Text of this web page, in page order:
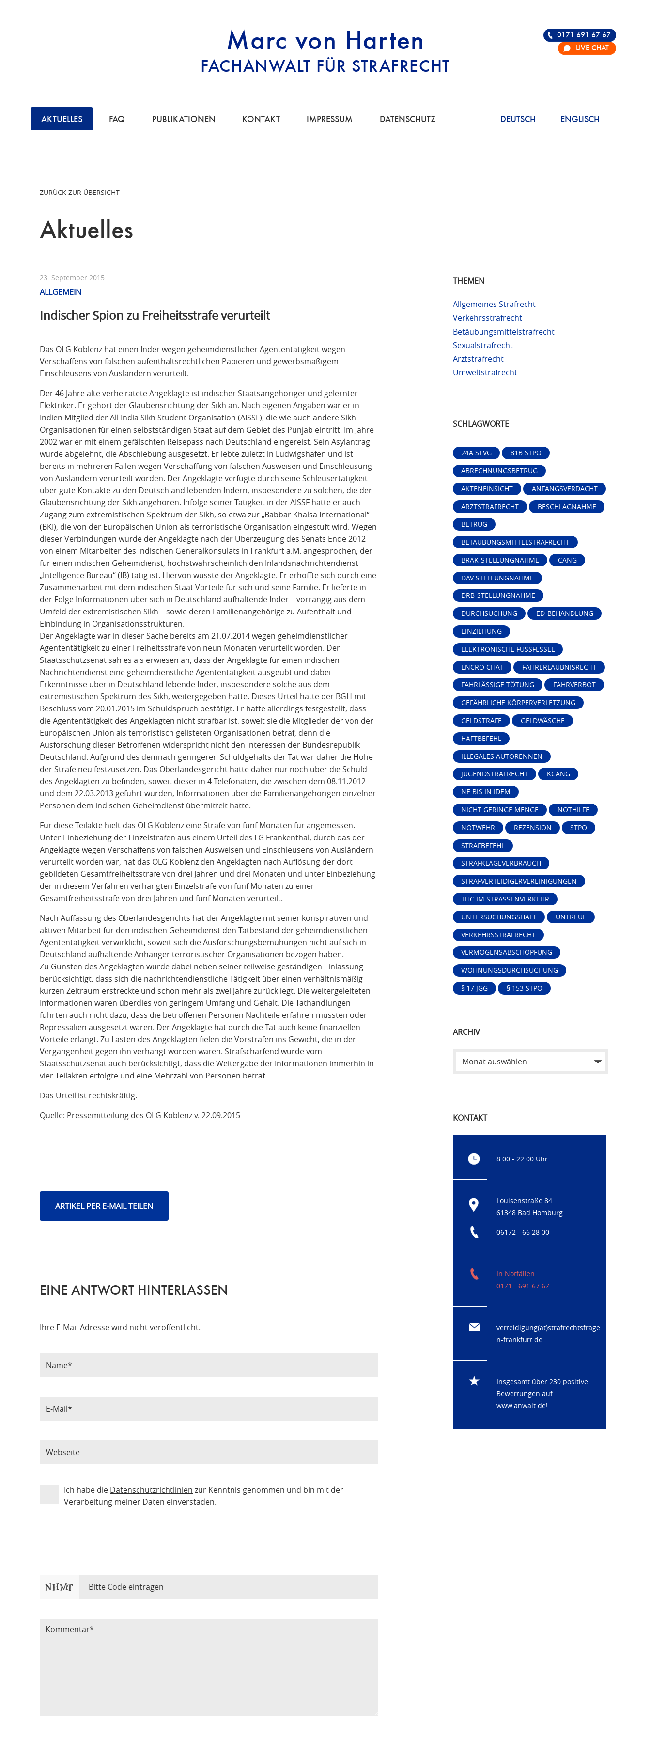
Marc von Harten
FACHANWALT FÜR STRAFRECHT
STRAFRECHT | RECHTSANWALT FÜR DIE
AKTUELLES FAQ PUBLIKATIONEN KONTAKT IMPRESSUM DATENSCHUTZ ENGLISCH
DEUTSCH
0171 691 67 67
LIVE CHAT
ZURÜCK ZUR ÜBERSICHT
Aktuelles
23. September 2015
ALLGEMEIN
Indischer Spion zu Freiheitsstrafe verurteilt
Das OLG Koblenz hat einen Inder wegen geheimdienstlicher Agententätigkeit wegen
Verschaffens von falschen aufenthaltsrechtlichen Papieren und gewerbsmäßigem
Einschleusens von Ausländern verurteilt.
Der 46 Jahre alte verheiratete Angeklagte ist indischer Staatsangehöriger und gelernter
Elektriker. Er gehört der Glaubensrichtung der Sikh an. Nach eigenen Angaben war er in
Indien Mitglied der All India Sikh Student Organisation (AISSF), die wie auch andere Sikh-
Organisationen für einen selbstständigen Staat auf dem Gebiet des Punjab eintritt. Im Jahre
2002 war er mit einem gefälschten Reisepass nach Deutschland eingereist. Sein Asylantrag
wurde abgelehnt, die Abschiebung ausgesetzt. Er lebte zuletzt in Ludwigshafen und ist
bereits in mehreren Fällen wegen Verschaffung von falschen Ausweisen und Einschleusung
von Ausländern verurteilt worden. Der Angeklagte verfügte durch seine Schleusertätigkeit
über gute Kontakte zu den Deutschland lebenden Indern, insbesondere zu solchen, die der
Glaubensrichtung der Sikh angehören. Infolge seiner Tätigkeit in der AISSF hatte er auch
Zugang zum extremistischen Spektrum der Sikh, so etwa zur „Babbar Khalsa International“
(BKI), die von der Europäischen Union als terroristische Organisation eingestuft wird. Wegen
dieser Verbindungen wurde der Angeklagte nach der Überzeugung des Senats Ende 2012
von einem Mitarbeiter des indischen Generalkonsulats in Frankfurt a.M. angesprochen, der
für einen indischen Geheimdienst, höchstwahrscheinlich den Inlandsnachrichtendienst
„Intelligence Bureau“ (IB) tätig ist. Hiervon wusste der Angeklagte. Er erhoffte sich durch eine
Zusammenarbeit mit dem indischen Staat Vorteile für sich und seine Familie. Er lieferte in
der Folge Informationen über sich in Deutschland aufhaltende Inder – vorrangig aus dem
Umfeld der extremistischen Sikh – sowie deren Familienangehörige zu Aufenthalt und
Einbindung in Organisationsstrukturen.
Der Angeklagte war in dieser Sache bereits am 21.07.2014 wegen geheimdienstlicher
Agententätigkeit zu einer Freiheitsstrafe von neun Monaten verurteilt worden. Der
Staatsschutzsenat sah es als erwiesen an, dass der Angeklagte für einen indischen
Nachrichtendienst eine geheimdienstliche Agententätigkeit ausgeübt und dabei
Erkenntnisse über in Deutschland lebende Inder, insbesondere solche aus dem
extremistischen Spektrum des Sikh, weitergegeben hatte. Dieses Urteil hatte der BGH mit
Beschluss vom 20.01.2015 im Schuldspruch bestätigt. Er hatte allerdings festgestellt, dass
die Agententätigkeit des Angeklagten nicht strafbar ist, soweit sie die Mitglieder der von der
Europäischen Union als terroristisch gelisteten Organisationen betraf, denn die
Ausforschung dieser Betroffenen widerspricht nicht den Interessen der Bundesrepublik
Deutschland. Aufgrund des demnach geringeren Schuldgehalts der Tat war daher die Höhe
der Strafe neu festzusetzen. Das Oberlandesgericht hatte daher nur noch über die Schuld
des Angeklagten zu befinden, soweit dieser in 4 Telefonaten, die zwischen dem 08.11.2012
und dem 22.03.2013 geführt wurden, Informationen über die Familienangehörigen einzelner
Personen dem indischen Geheimdienst übermittelt hatte.
Für diese Teilakte hielt das OLG Koblenz eine Strafe von fünf Monaten für angemessen.
Unter Einbeziehung der Einzelstrafen aus einem Urteil des LG Frankenthal, durch das der
Angeklagte wegen Verschaffens von falschen Ausweisen und Einschleusens von Ausländern
verurteilt worden war, hat das OLG Koblenz den Angeklagten nach Auflösung der dort
gebildeten Gesamtfreiheitsstrafe von drei Jahren und drei Monaten und unter Einbeziehung
der in diesem Verfahren verhängten Einzelstrafe von fünf Monaten zu einer
Gesamtfreiheitsstrafe von drei Jahren und fünf Monaten verurteilt.
Nach Auffassung des Oberlandesgerichts hat der Angeklagte mit seiner konspirativen und
aktiven Mitarbeit für den indischen Geheimdienst den Tatbestand der geheimdienstlichen
Agententätigkeit verwirklicht, soweit sich die Ausforschungsbemühungen nicht auf sich in
Deutschland aufhaltende Anhänger terroristischer Organisationen bezogen haben.
Zu Gunsten des Angeklagten wurde dabei neben seiner teilweise geständigen Einlassung
berücksichtigt, dass sich die nachrichtendienstliche Tätigkeit über einen verhältnismäßig
kurzen Zeitraum erstreckte und schon mehr als zwei Jahre zurückliegt. Die weitergeleiteten
Informationen waren überdies von geringem Umfang und Gehalt. Die Tathandlungen
führten auch nicht dazu, dass die betroffenen Personen Nachteile erfahren mussten oder
Repressalien ausgesetzt waren. Der Angeklagte hat durch die Tat auch keine finanziellen
Vorteile erlangt. Zu Lasten des Angeklagten fielen die Vorstrafen ins Gewicht, die in der
Vergangenheit gegen ihn verhängt worden waren. Strafschärfend wurde vom
Staatsschutzsenat auch berücksichtigt, dass die Weitergabe der Informationen immerhin in
vier Teilakten erfolgte und eine Mehrzahl von Personen betraf.
Das Urteil ist rechtskräftig.
Quelle: Pressemitteilung des OLG Koblenz v. 22.09.2015
ARTIKEL PER E-MAIL TEILEN
EINE ANTWORT HINTERLASSEN
Ihre E-Mail Adresse wird nicht veröffentlicht.
Ich habe die Datenschutzrichtlinien zur Kenntnis genommen und bin mit der
Verarbeitung meiner Daten einverstaden.
THEMEN
Allgemeines Strafrecht
Verkehrsstrafrecht
Betäubungsmittelstrafrecht
Sexualstrafrecht
Arztstrafrecht
Umweltstrafrecht
SCHLAGWORTE
24A STVG
81B STPO
ABRECHNUNGSBETRUG
AKTENEINSICHT
ANFANGSVERDACHT
ARZTSTRAFRECHT
BESCHLAGNAHME
BETRUG
BETÄUBUNGSMITTELSTRAFRECHT
BRAK-STELLUNGNAHME
CANG
DAV STELLUNGNAHME
DRB-STELLUNGNAHME
DURCHSUCHUNG
ED-BEHANDLUNG
EINZIEHUNG
ELEKTRONISCHE FUSSFESSEL
ENCRO CHAT
FAHRERLAUBNISRECHT
FAHRLÄSSIGE TÖTUNG
FAHRVERBOT
GEFÄHRLICHE KÖRPERVERLETZUNG
GELDSTRAFE
GELDWÄSCHE
HAFTBEFEHL
ILLEGALES AUTORENNEN
JUGENDSTRAFRECHT
KCANG
NE BIS IN IDEM
NICHT GERINGE MENGE
NOTHILFE
NOTWEHR
REZENSION
STPO
STRAFBEFEHL
STRAFKLAGEVERBRAUCH
STRAFVERTEIDIGERVEREINIGUNGEN
THC IM STRASSENVERKEHR
UNTERSUCHUNGSHAFT
UNTREUE
VERKEHRSSTRAFRECHT
VERMÖGENSABSCHÖPFUNG
WOHNUNGSDURCHSUCHUNG
§ 17 JGG
§ 153 STPO
ARCHIV
KONTAKT
8.00 - 22.00 Uhr
Louisenstraße 84
61348 Bad Homburg
06172 - 66 28 00
In Notfällen
0171 - 691 67 67
verteidigung(at)strafrechtsfrage
n-frankfurt.de
Insgesamt über 230 positive
Bewertungen auf
www.anwalt.de!